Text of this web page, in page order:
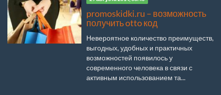
promoskidki.ru – возможность
получить otto код
Невероятное количество преимуществ,
выгодных, удобных и практичных
возможностей появилось у
современного человека в связи с
активным использованием та...